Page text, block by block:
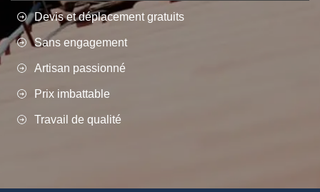
Devis et déplacement gratuits
Sans engagement
Artisan passionné
Prix imbattable
Travail de qualité